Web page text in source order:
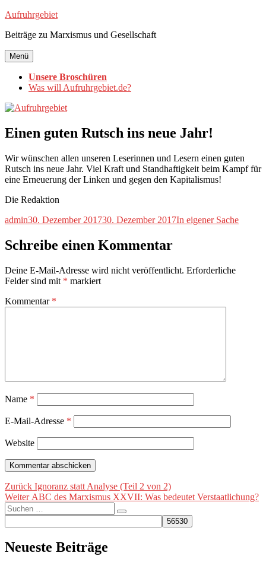
Zum
springen
Aufruhrgebiet
Beiträge zu Marxismus und Gesellschaft
Menü
Unsere Broschüren
Was will Aufruhrgebiet.de?
Einen guten Rutsch ins neue Jahr!
Wir wünschen allen unseren Leserinnen und Lesern einen guten
Rutsch ins neue Jahr. Viel Kraft und Standhaftigkeit beim Kampf für
eine Erneuerung der Linken und gegen den Kapitalismus!
Die Redaktion
Autor
adminVeröffentlicht
30. Dezember 201730. Dezember 2017Kategorien
In eigener Sache
Schreibe einen Kommentar
Deine E-Mail-Adresse wird nicht veröffentlicht. Erforderliche
Felder sind mit * markiert
Kommentar *
Name *
E-Mail-Adresse *
Website
Beitragsnavigation
Zurück Vorheriger
Beitrag:
Ignoranz statt Analyse (Teil 2 von 2)
Weiter Nächster
Beitrag:
ABC des Marxismus XXVII: Was bedeutet Verstaatlichung?
Suche
nach:
Suchen
Neueste Beiträge